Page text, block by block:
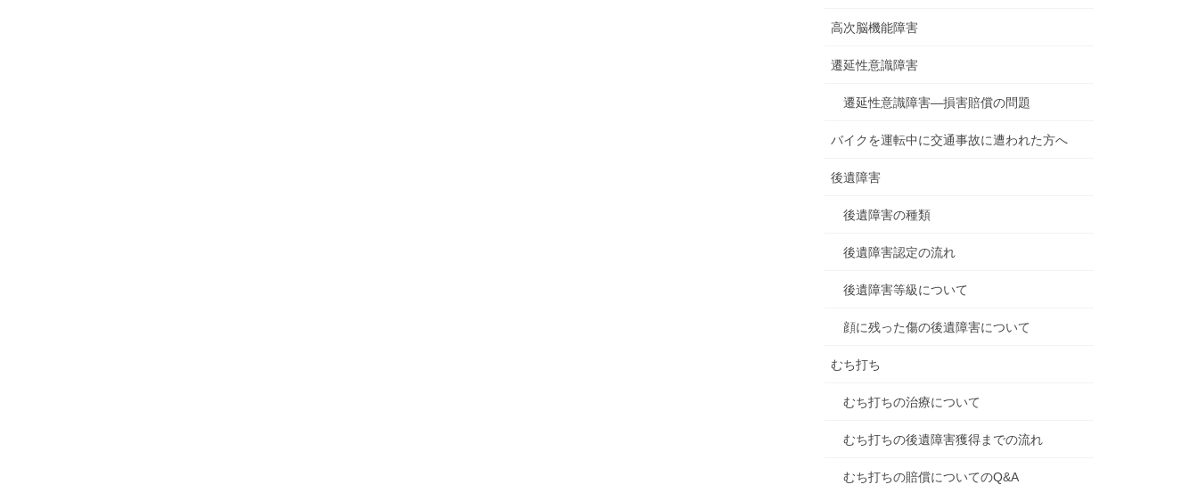
高次脳機能障害
遷延性意識障害
遷延性意識障害―損害賠償の問題
バイクを運転中に交通事故に遭われた方へ
後遺障害
後遺障害の種類
後遺障害認定の流れ
後遺障害等級について
顔に残った傷の後遺障害について
むち打ち
むち打ちの治療について
むち打ちの後遺障害獲得までの流れ
むち打ちの賠償についてのQ&A